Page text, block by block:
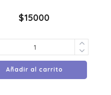
$15000
Añadir al carrito